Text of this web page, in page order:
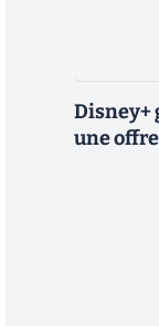
Disney+
une